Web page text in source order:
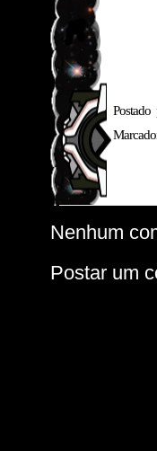
Postado
Nenhum
Postar um